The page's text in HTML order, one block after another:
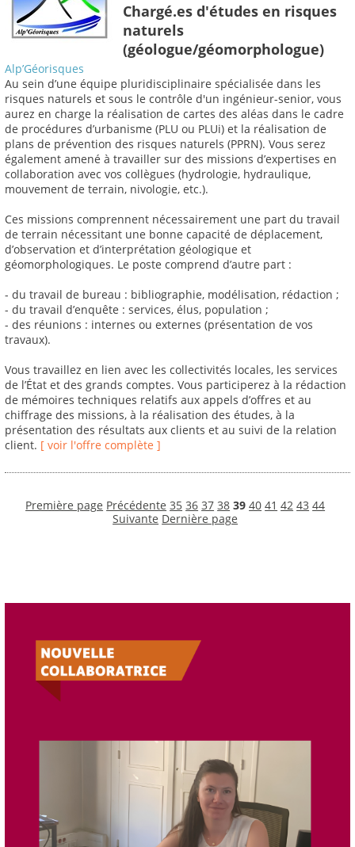
Chargé.es d'études en risques
naturels
(géologue/géomorphologue)
Alp’Géorisques
Au sein d’une équipe pluridisciplinaire spécialisée dans les
risques naturels et sous le contrôle d'un ingénieur-senior, vous
aurez en charge la réalisation de cartes des aléas dans le cadre
de procédures d’urbanisme (PLU ou PLUi) et la réalisation de
plans de prévention des risques naturels (PPRN). Vous serez
également amené à travailler sur des missions d’expertises en
collaboration avec vos collègues (hydrologie, hydraulique,
mouvement de terrain, nivologie, etc.).
Ces missions comprennent nécessairement une part du travail
de terrain nécessitant une bonne capacité de déplacement,
d’observation et d’interprétation géologique et
géomorphologiques. Le poste comprend d’autre part :
- du travail de bureau : bibliographie, modélisation, rédaction ;
- du travail d’enquête : services, élus, population ;
- des réunions : internes ou externes (présentation de vos
travaux).
Vous travaillez en lien avec les collectivités locales, les services
de l’État et des grands comptes. Vous participerez à la rédaction
de mémoires techniques relatifs aux appels d’offres et au
chiffrage des missions, à la réalisation des études, à la
présentation des résultats aux clients et au suivi de la relation
client. [ voir l'offre complète ]
Première page Précédente 35 36 37 38 39 40 41 42 43 44
Suivante Dernière page